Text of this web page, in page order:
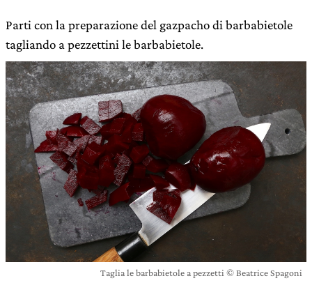
Parti con la preparazione del gazpacho di barbabietole
tagliando a pezzettini le barbabietole.
Taglia le barbabietole a pezzetti © Beatrice Spagoni